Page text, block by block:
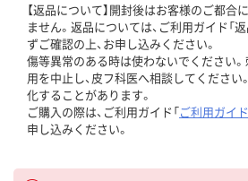
【返品について】開封後はお客様のご都合
ません。返品については、ご利用ガイド「
ずご確認の上、お申し込みください。
傷等異常のある時は使わないでください
用を中止し、皮フ科医へ相談してくださ
化することがあります。
ご購入の際は、ご利用ガイド「ご利用ガイド
申し込みください。